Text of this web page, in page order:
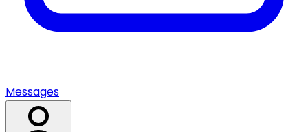
Messages